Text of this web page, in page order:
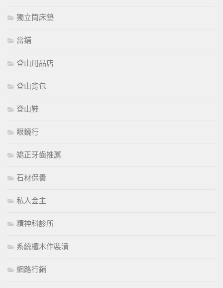
獨立筒床墊
當鋪
登山用品店
登山背包
登山鞋
眼鏡行
矯正牙齒推薦
石材保養
私人金主
精神科診所
系統櫃木作裝潢
網路行銷